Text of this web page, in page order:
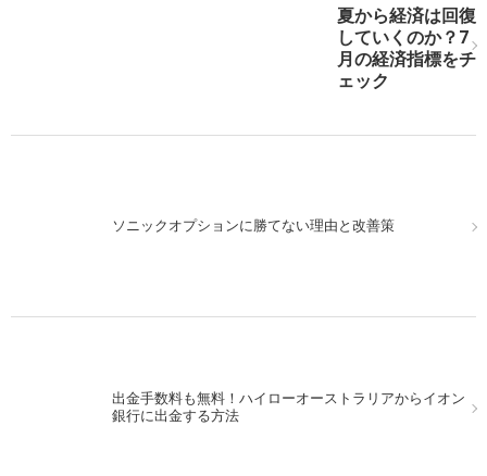
夏から経済は回復
していくのか？7
月の経済指標をチ
ェック
ソニックオプションに勝てない理由と改善策
出金手数料も無料！ハイローオーストラリアからイオン
銀行に出金する方法